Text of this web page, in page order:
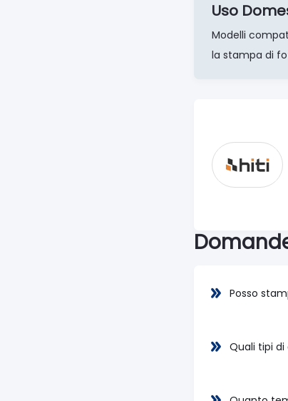
Uso
Modelli
la stampa di
Posso
Quali tipi